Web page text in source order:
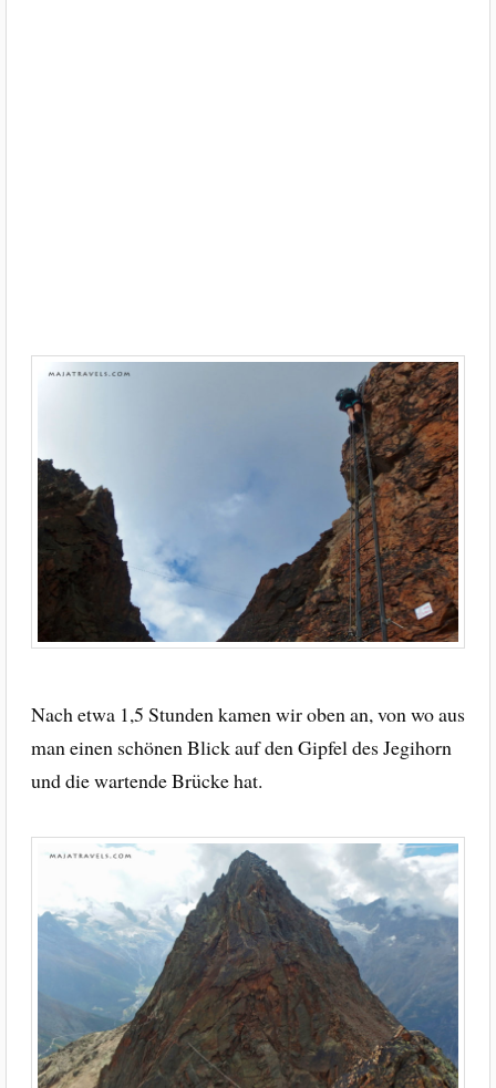
Nach etwa 1,5 Stunden kamen wir oben an, von wo aus
man einen schönen Blick auf den Gipfel des Jegihorn
und die wartende Brücke hat.